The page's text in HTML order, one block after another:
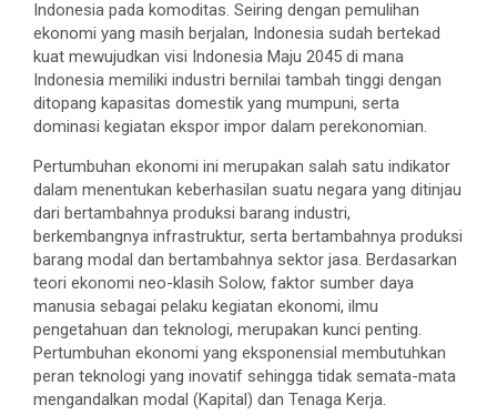
Indonesia pada komoditas. Seiring dengan pemulihan
ekonomi yang masih berjalan, Indonesia sudah bertekad
kuat mewujudkan visi Indonesia Maju 2045 di mana
Indonesia memiliki industri bernilai tambah tinggi dengan
ditopang kapasitas domestik yang mumpuni, serta
dominasi kegiatan ekspor impor dalam perekonomian.
Pertumbuhan ekonomi ini merupakan salah satu indikator
dalam menentukan keberhasilan suatu negara yang ditinjau
dari bertambahnya produksi barang industri,
berkembangnya infrastruktur, serta bertambahnya produksi
barang modal dan bertambahnya sektor jasa. Berdasarkan
teori ekonomi neo-klasih Solow, faktor sumber daya
manusia sebagai pelaku kegiatan ekonomi, ilmu
pengetahuan dan teknologi, merupakan kunci penting.
Pertumbuhan ekonomi yang eksponensial membutuhkan
peran teknologi yang inovatif sehingga tidak semata-mata
mengandalkan modal (Kapital) dan Tenaga Kerja.